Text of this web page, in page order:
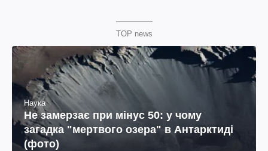
TOP news
Наука
Не замерзає при мінус 50: у чому
загадка "мертвого озера" в Антарктиді
(фото)